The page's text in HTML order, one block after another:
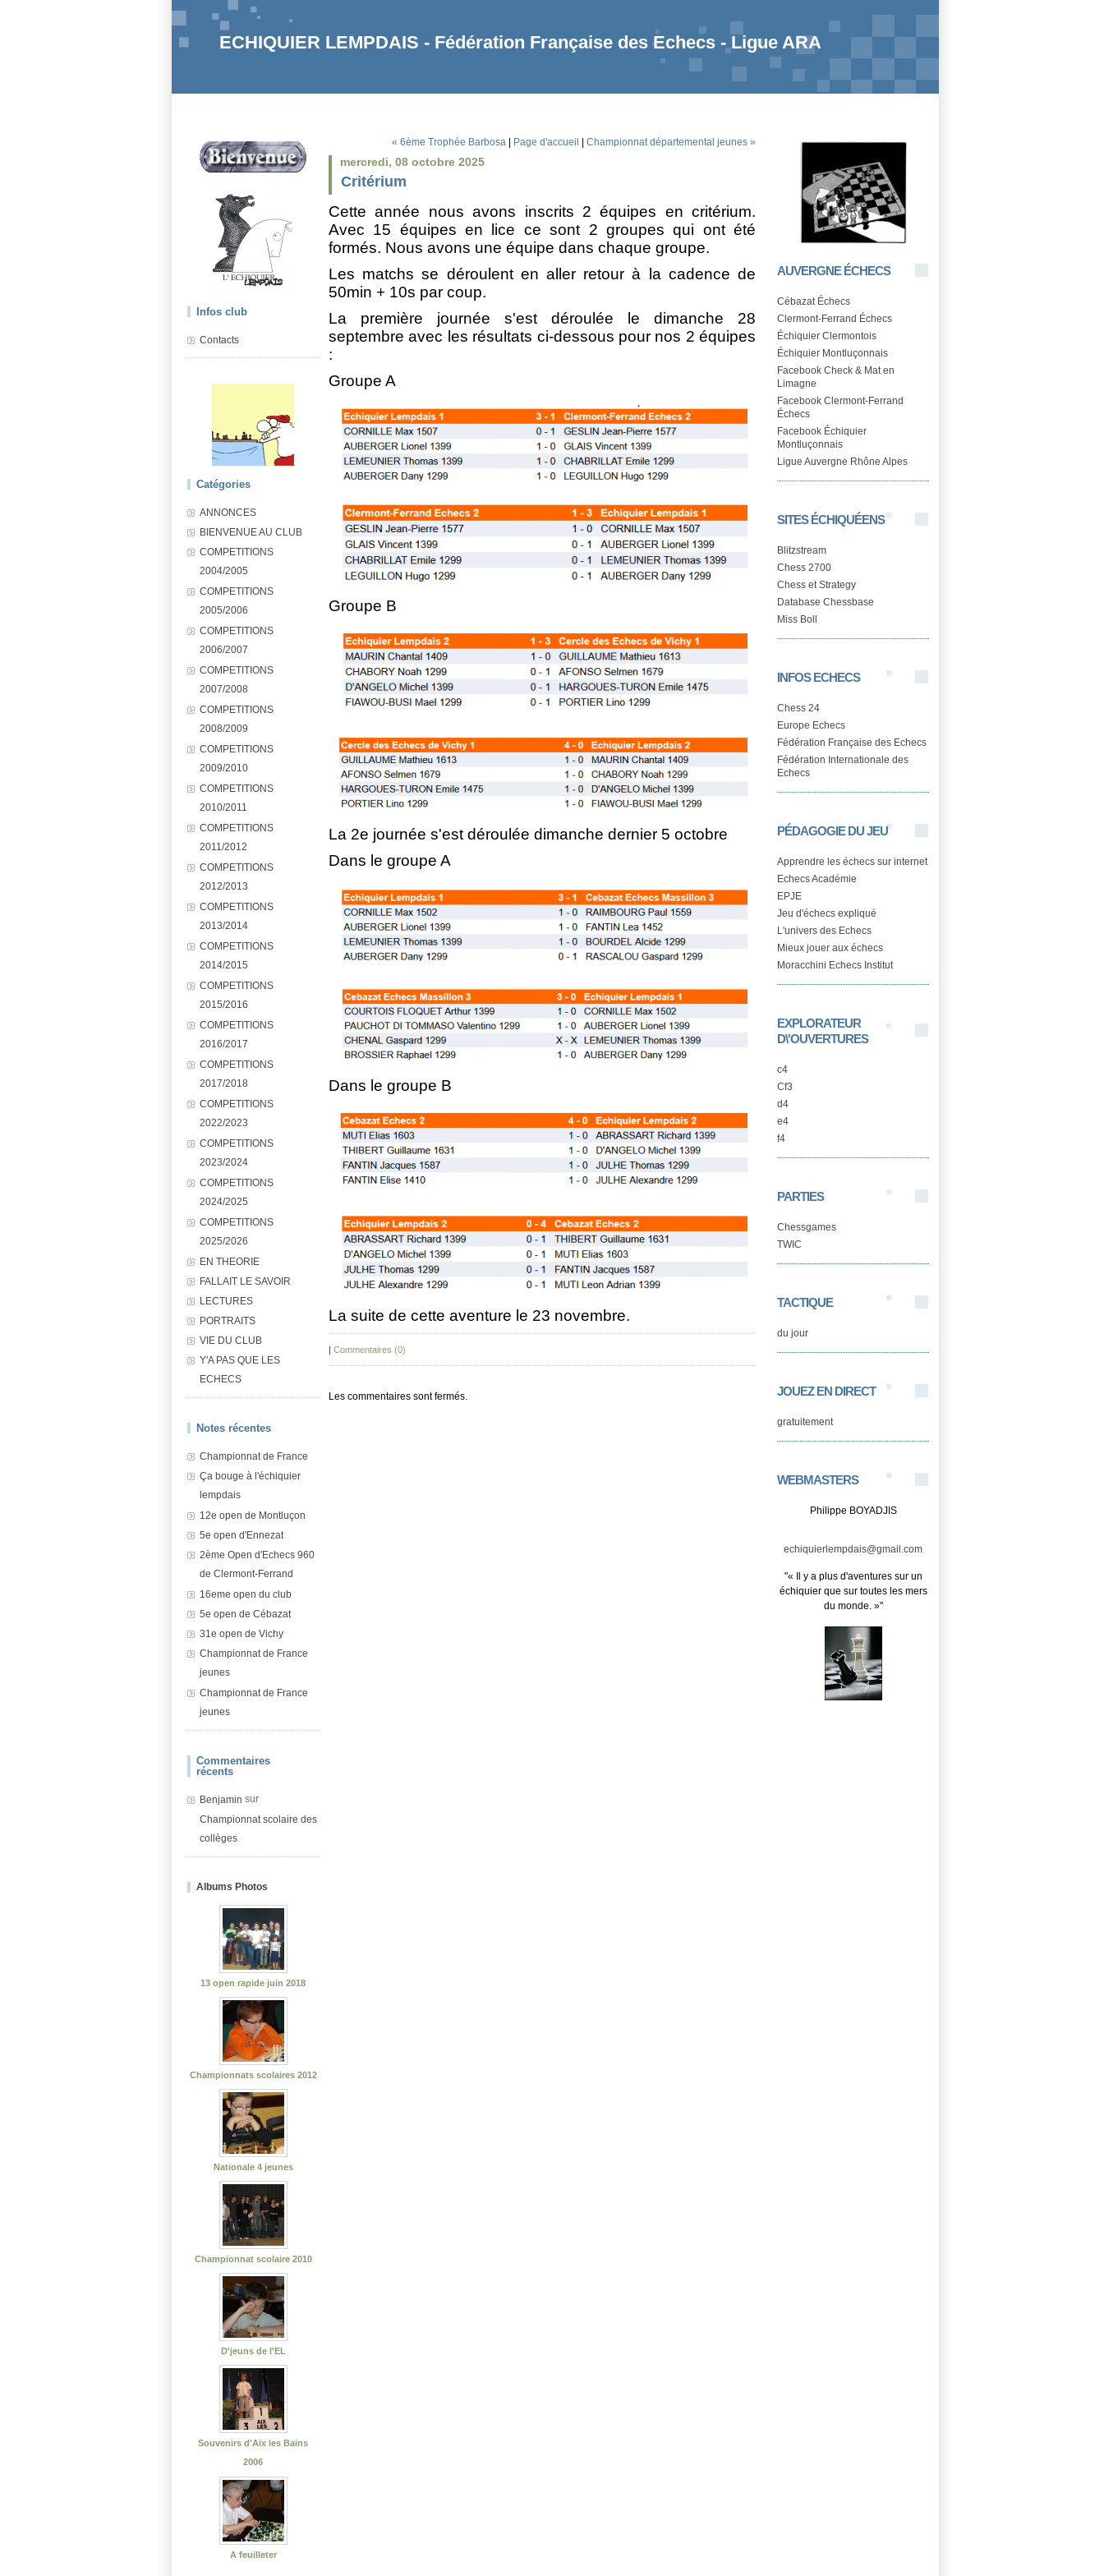
ECHIQUIER LEMPDAIS - Fédération Française des Echecs - Ligue ARA
Infos club
Contacts
Catégories
ANNONCES
BIENVENUE AU CLUB
COMPETITIONS
2004/2005
COMPETITIONS
2005/2006
COMPETITIONS
2006/2007
COMPETITIONS
2007/2008
COMPETITIONS
2008/2009
COMPETITIONS
2009/2010
COMPETITIONS
2010/2011
COMPETITIONS
2011/2012
COMPETITIONS
2012/2013
COMPETITIONS
2013/2014
COMPETITIONS
2014/2015
COMPETITIONS
2015/2016
COMPETITIONS
2016/2017
COMPETITIONS
2017/2018
COMPETITIONS
2022/2023
COMPETITIONS
2023/2024
COMPETITIONS
2024/2025
COMPETITIONS
2025/2026
EN THEORIE
FALLAIT LE SAVOIR
LECTURES
PORTRAITS
VIE DU CLUB
Y'A PAS QUE LES
ECHECS
Notes récentes
Championnat de France
Ça bouge à l'échiquier
lempdais
12e open de Montluçon
5e open d'Ennezat
2ème Open d'Echecs 960
de Clermont-Ferrand
16eme open du club
5e open de Cébazat
31e open de Vichy
Championnat de France
jeunes
Championnat de France
jeunes
Commentaires
récents
Benjamin sur
Championnat scolaire des
collèges
Albums Photos
13 open rapide juin 2018
Championnats scolaires 2012
Nationale 4 jeunes
Championnat scolaire 2010
D'jeuns de l'EL
Souvenirs d'Aix les Bains
2006
A feuilleter
AUVERGNE ÉCHECS
Cébazat Échecs
Clermont-Ferrand Échecs
Échiquier Clermontois
Échiquier Montluçonnais
Facebook Check & Mat en
Limagne
Facebook Clermont-Ferrand
Échecs
Facebook Échiquier
Montluçonnais
Ligue Auvergne Rhône Alpes
SITES ÉCHIQUÉENS
Blitzstream
Chess 2700
Chess et Strategy
Database Chessbase
Miss Boll
INFOS ECHECS
Chess 24
Europe Echecs
Fédération Française des Echecs
Fédération Internationale des
Echecs
PÉDAGOGIE DU JEU
Apprendre les échecs sur internet
Echecs Académie
EPJE
Jeu d'échecs expliqué
L'univers des Echecs
Mieux jouer aux échecs
Moracchini Echecs Institut
EXPLORATEUR
D\'OUVERTURES
c4
Cf3
d4
e4
f4
PARTIES
Chessgames
TWIC
TACTIQUE
du jour
JOUEZ EN DIRECT
gratuitement
WEBMASTERS
Philippe BOYADJIS
echiquierlempdais@gmail.com
"« Il y a plus d'aventures sur un
échiquier que sur toutes les mers
du monde. »"
« 6ème Trophée Barbosa Page d'accueil Championnat départemental jeunes »
mercredi, 08 octobre 2025
Critérium
Cette année nous avons inscrits 2 équipes en critérium.
Avec 15 équipes en lice ce sont 2 groupes qui ont été
formés. Nous avons une équipe dans chaque groupe.
Les matchs se déroulent en aller retour à la cadence de
50min + 10s par coup.
La première journée s'est déroulée le dimanche 28
septembre avec les résultats ci-dessous pour nos 2 équipes
:
Groupe A
Groupe B
La 2e journée s'est déroulée dimanche dernier 5 octobre
Dans le groupe A
Dans le groupe B
La suite de cette aventure le 23 novembre.
Commentaires (0)
Les commentaires sont fermés.